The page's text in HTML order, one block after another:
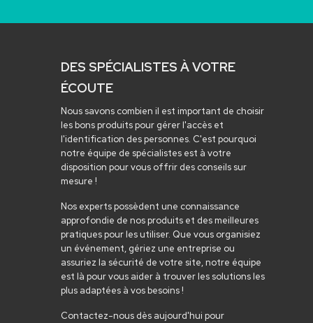
DES SPÉCIALISTES À VOTRE
ÉCOUTE
Nous savons combien il est important de choisir
les bons produits pour gérer l'accès et
l'identification des personnes. C'est pourquoi
notre équipe de spécialistes est à votre
disposition pour vous offrir des conseils sur
mesure !
Nos experts possèdent une connaissance
approfondie de nos produits et des meilleures
pratiques pour les utiliser. Que vous organisiez
un événement, gériez une entreprise ou
assuriez la sécurité de votre site, notre équipe
est là pour vous aider à trouver les solutions les
plus adaptées à vos besoins !
Contactez-nous dès aujourd'hui pour